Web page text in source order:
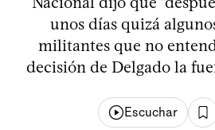
unos días quizá
militantes que no
decisión de Delgado la
Escuchar